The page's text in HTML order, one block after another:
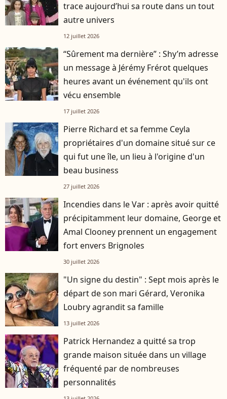
trace aujourd’hui sa route dans un tout
autre univers
12 juillet 2026
“Sûrement ma dernière” : Shy’m adresse
un message à Jérémy Frérot quelques
heures avant un événement qu'ils ont
vécu ensemble
17 juillet 2026
Pierre Richard et sa femme Ceyla
propriétaires d'un domaine situé sur ce
qui fut une île, un lieu à l'origine d'un
beau business
27 juillet 2026
Incendies dans le Var : après avoir quitté
précipitamment leur domaine, George et
Amal Clooney prennent un engagement
fort envers Brignoles
30 juillet 2026
"Un signe du destin" : Sept mois après le
départ de son mari Gérard, Veronika
Loubry agrandit sa famille
13 juillet 2026
Patrick Hernandez a quitté sa trop
grande maison située dans un village
fréquenté par de nombreuses
personnalités